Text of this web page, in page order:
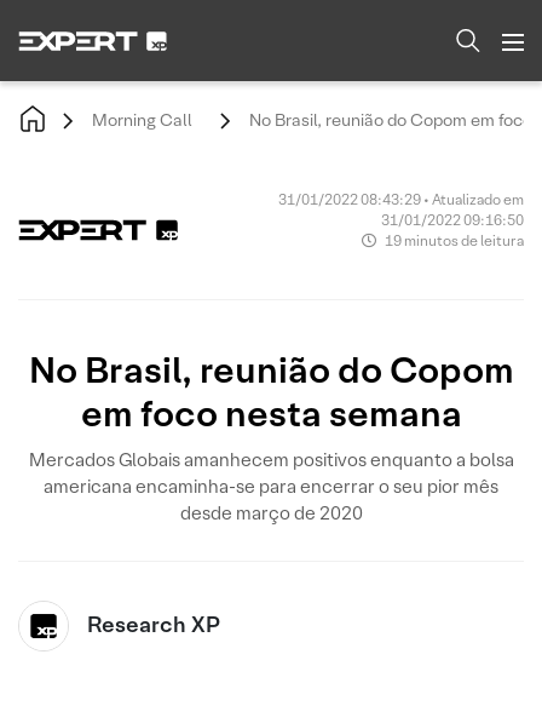
Morning Call No Brasil, reunião do Copom em foco
31/01/2022 08:43:29 • Atualizado em
31/01/2022 09:16:50
19 minutos de leitura
No Brasil, reunião do Copom
em foco nesta semana
Mercados Globais amanhecem positivos enquanto a bolsa
americana encaminha-se para encerrar o seu pior mês
desde março de 2020
Research XP